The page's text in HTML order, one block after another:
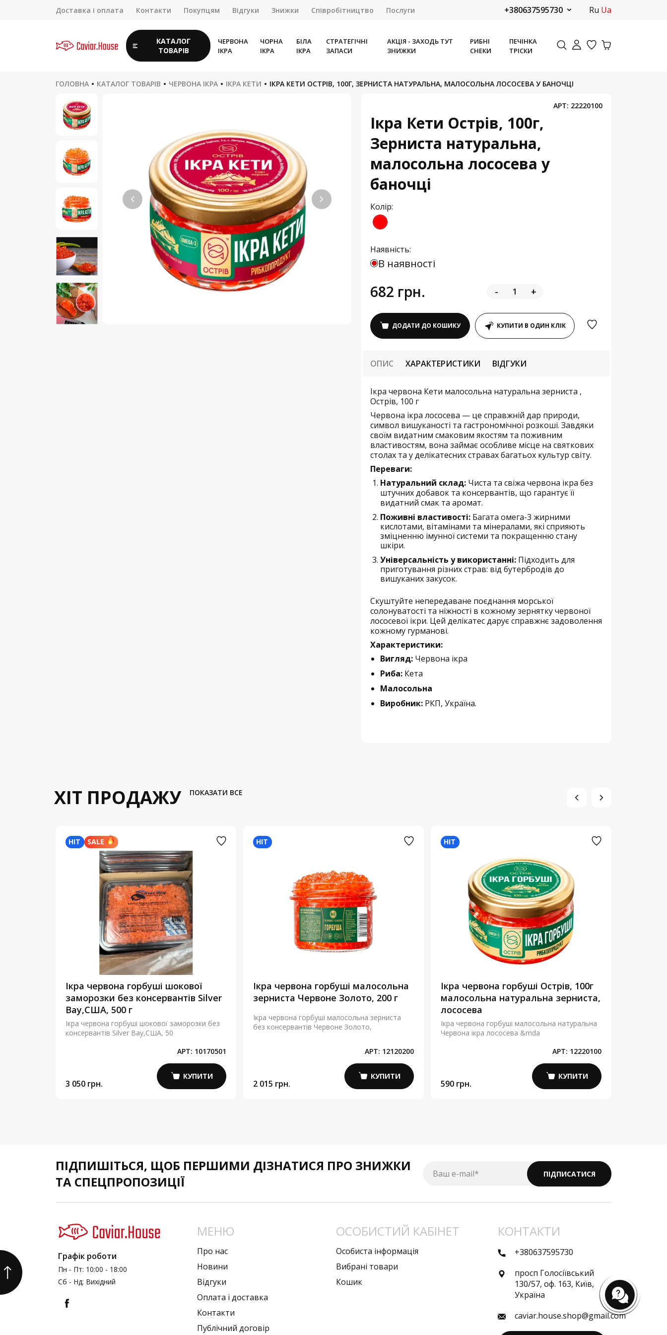
Доставка і оплата Контакти Покупцям Відгуки Знижки Співробітництво Послуги +380637595730 ru ua
КАТАЛОГ
ТОВАРІВ
ЧЕРВОНА
ІКРА
ЧОРНА
ІКРА
БІЛА
ІКРА
СТРАТЕГІЧНІ
ЗАПАСИ
АКЦІЯ - ЗАХОДЬ ТУТ
ЗНИЖКИ
РИБНІ
СНЕКИ
ПЕЧІНКА
ТРІСКИ
ГОЛОВНА КАТАЛОГ ТОВАРІВ ЧЕРВОНА ІКРА ІКРА КЕТИ ІКРА КЕТИ ОСТРІВ, 100Г, ЗЕРНИСТА НАТУРАЛЬНА, МАЛОСОЛЬНА ЛОСОСЕВА У БАНОЧЦІ
АРТ: 22220100
Ікра Кети Острів, 100г,
Зерниста натуральна,
малосольна лососева у
баночці
Колір:
Наявність:
В наявності
682 грн. - +
ДОДАТИ ДО КОШИКУ КУПИТИ В ОДИН КЛІК
ОПИС ХАРАКТЕРИСТИКИ ВІДГУКИ
Ікра червона Кети малосольна натуральна зерниста ,
Острів, 100 г
Червона ікра лососева — це справжній дар природи,
символ вишуканості та гастрономічної розкоші. Завдяки
своїм видатним смаковим якостям та поживним
властивостям, вона займає особливе місце на святкових
столах та у делікатесних стравах багатьох культур світу.
Переваги:
Натуральний склад: Чиста та свіжа червона ікра без
штучних добавок та консервантів, що гарантує її
видатний смак та аромат.
Поживні властивості: Багата омега-3 жирними
кислотами, вітамінами та мінералами, які сприяють
зміцненню імунної системи та покращенню стану
шкіри.
Універсальність у використанні: Підходить для
приготування різних страв: від бутербродів до
вишуканих закусок.
Скуштуйте непередаване поєднання морської
солонуватості та ніжності в кожному зернятку червоної
лососевої ікри. Цей делікатес дарує справжнє задоволення
кожному гурманові.
Характеристики:
Вигляд: Червона ікра
Риба: Кета
Малосольна
Виробник: РКП, Україна.
ХІТ ПРОДАЖУ ПОКАЗАТИ ВСЕ
HIT SALE
Ікра червона горбуші шокової
заморозки без консервантів Silver
Bay,США, 500 г
Ікра червона горбуші шокової заморозки без
консервантів Silver Bay,США, 50
АРТ: 10170501
3 050 грн.
КУПИТИ
HIT
Ікра червона горбуші малосольна
зерниста Червоне Золото, 200 г
Ікра червона горбуші малосольна зерниста
без консервантів Червоне Золото,
АРТ: 12120200
2 015 грн.
КУПИТИ
HIT
Ікра червона горбуші Острів, 100г
малосольна натуральна зерниста,
лососева
Ікра червона горбуші малосольна натуральна
Червона ікра лососева &mda
АРТ: 12220100
590 грн.
КУПИТИ
ПІДПИШІТЬСЯ, ЩОБ ПЕРШИМИ ДІЗНАТИСЯ ПРО ЗНИЖКИ
ТА СПЕЦПРОПОЗИЦІЇ
Ваш e-mail* ПІДПИСАТИСЯ
Графік роботи
Пн - Пт: 10:00 - 18:00
Сб - Нд: Вихідний
МЕНЮ
Про нас
Новини
Вiдгуки
Оплата i доставка
Контакти
Публiчний договiр
ОСОБИСТИЙ КАБІНЕТ
Особиста інформація
Вибрані товари
Кошик
КОНТАКТИ
+380637595730
просп Голосіївський
130/57, оф. 163, Київ,
Україна
caviar.house.shop@gmail.com